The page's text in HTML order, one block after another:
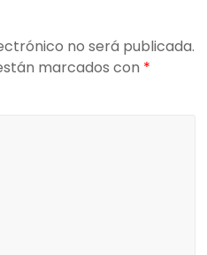
no será publicada.
marcados con *